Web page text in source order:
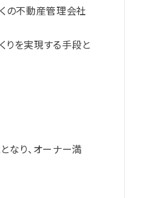
の不動産管理会社
りを実現する手段と
なり、オーナー満